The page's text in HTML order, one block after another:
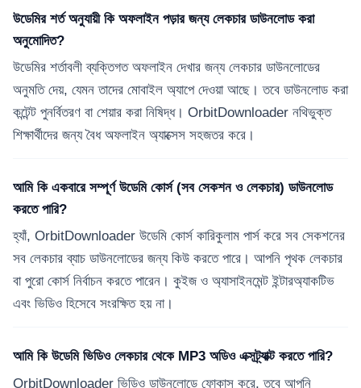
উডেমির শর্ত অনুযায়ী কি অফলাইন পড়ার জন্য লেকচার ডাউনলোড করা
অনুমোদিত?
উডেমির শর্তাবলী ব্যক্তিগত অফলাইন দেখার জন্য লেকচার ডাউনলোডের
অনুমতি দেয়, যেমন তাদের মোবাইল অ্যাপে দেওয়া আছে। তবে ডাউনলোড করা
কন্টেন্ট পুনর্বিতরণ বা শেয়ার করা নিষিদ্ধ। OrbitDownloader নথিভুক্ত
শিক্ষার্থীদের জন্য বৈধ অফলাইন অ্যাক্সেস সহজতর করে।
আমি কি একবারে সম্পূর্ণ উডেমি কোর্স (সব সেকশন ও লেকচার) ডাউনলোড
করতে পারি?
হ্যাঁ, OrbitDownloader উডেমি কোর্স কারিকুলাম পার্স করে সব সেকশনের
সব লেকচার ব্যাচ ডাউনলোডের জন্য কিউ করতে পারে। আপনি পৃথক লেকচার
বা পুরো কোর্স নির্বাচন করতে পারেন। কুইজ ও অ্যাসাইনমেন্ট ইন্টারঅ্যাকটিভ
এবং ভিডিও হিসেবে সংরক্ষিত হয় না।
আমি কি উডেমি ভিডিও লেকচার থেকে MP3 অডিও এক্সট্র্যাক্ট করতে পারি?
OrbitDownloader ভিডিও ডাউনলোডে ফোকাস করে, তবে আপনি